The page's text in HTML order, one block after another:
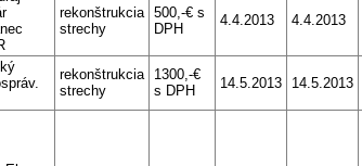
rekonštrukcia
strechy
500,-€ s
DPH
4.4.2013 4.4.2013
rekonštrukcia
strechy
1300,-€
s DPH
14.5.2013 14.5.2013